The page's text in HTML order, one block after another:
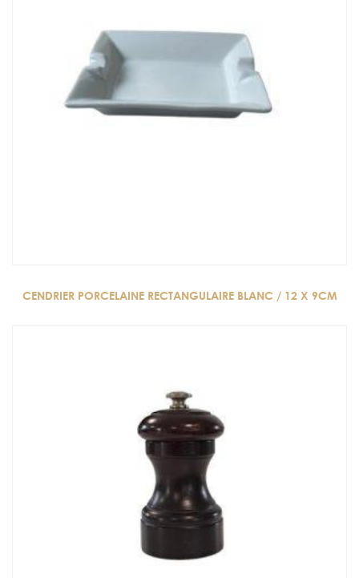
CENDRIER PORCELAINE RECTANGULAIRE BLANC / 12 X 9CM